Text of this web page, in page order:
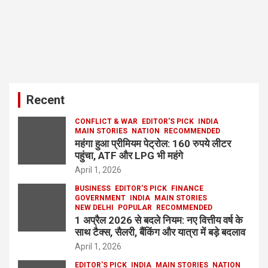
Recent
CONFLICT & WAR EDITOR'S PICK
INDIA
MAIN STORIES
NATION RECOMMENDED
महंगा हुआ प्रीमियम पेट्रोल: 160 रुपये लीटर
पहुंचा, ATF और LPG भी महंगे
April 1, 2026
BUSINESS EDITOR'S PICK
FINANCE
GOVERNMENT
INDIA
MAIN STORIES
NEW DELHI
POPULAR RECOMMENDED
1 अप्रैल 2026 से बदले नियम: नए वित्तीय वर्ष के
साथ टैक्स, सैलरी, बैंकिंग और यात्रा में बड़े बदलाव
April 1, 2026
EDITOR'S PICK INDIA MAIN STORIES NATION